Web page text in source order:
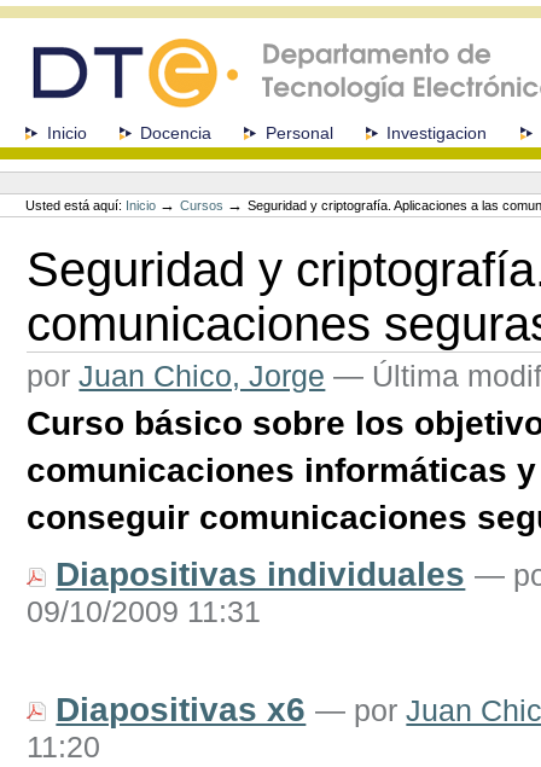
navegación
SeccionesInicio Docencia Personal Investigacion
Herramientas
Personales
Usted está aquí: Inicio →Cursos →Seguridad y criptografía. Aplicaciones a las
Seguridad y
comunicaciones
porJuan Chico, Jorge — Última
Curso básico sobre los
comunicaciones informáticas
conseguir comunicaciones
Diapositivas individuales —
09/10/2009 11:31
Diapositivas x6 — porJuan
11:20